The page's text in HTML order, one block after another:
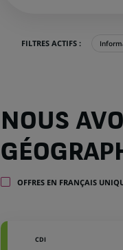
FILTRES ACTIFS :
Nous
avons
798
offres
28
NOUS
OFFRES EN FRANÇAIS
CDI